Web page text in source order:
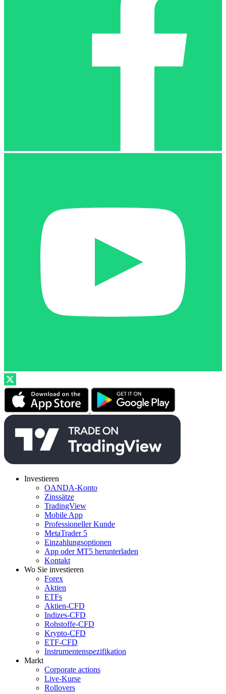
Investieren
OANDA-Konto
Zinssätze
TradingView
Mobile App
Professioneller Kunde
MetaTrader 5
Einzahlungsoptionen
App oder MT5 herunterladen
Kontakt
Wo Sie investieren
Forex
Aktien
ETFs
Aktien-CFD
Indizes-CFD
Rohstoffe-CFD
Krypto-CFD
ETF-CFD
Instrumentenspezifikation
Markt
Corporate actions
Live-Kurse
Rollovers